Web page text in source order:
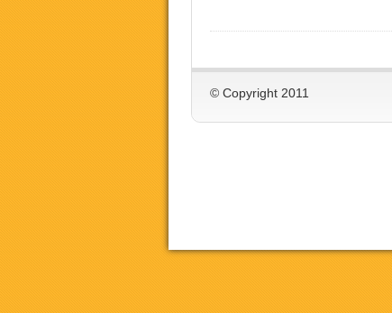
© Copyright 2011